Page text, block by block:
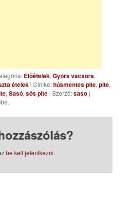
Előételek,Gyors vacsora,
ételek | Címke:húsmentes pite,pite,
,Sasó,sós pite | Szerző:saso |
be kell jelentkezni.